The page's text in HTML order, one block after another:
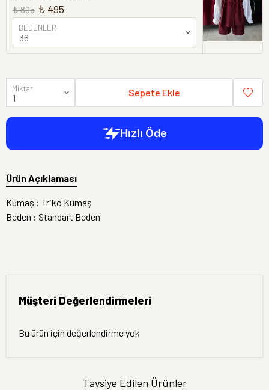
₺ 895 ₺ 495
BEDENLER
Miktar Sepete Ekle
Ürün Açıklaması
Kumaş : Triko Kumaş
Beden : Standart Beden
Müşteri Değerlendirmeleri
Bu ürün için değerlendirme yok
Tavsiye Edilen Ürünler